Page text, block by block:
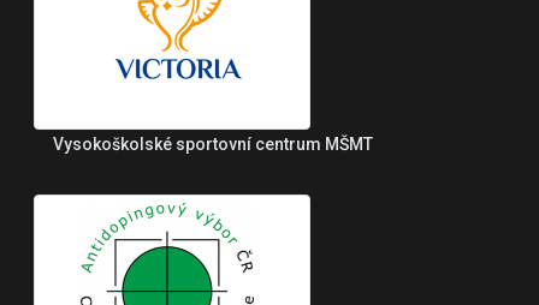
Vysokoškolské sportovní centrum MŠMT